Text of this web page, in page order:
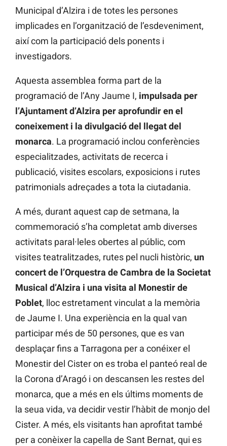
Municipal d’Alzira i de totes les persones
implicades en l’organització de l’esdeveniment,
així com la participació dels ponents i
investigadors.
Aquesta assemblea forma part de la
programació de l’Any Jaume I, impulsada per
l’Ajuntament d’Alzira per aprofundir en el
coneixement i la divulgació del llegat del
monarca. La programació inclou conferències
especialitzades, activitats de recerca i
publicació, visites escolars, exposicions i rutes
patrimonials adreçades a tota la ciutadania.
A més, durant aquest cap de setmana, la
commemoració s’ha completat amb diverses
activitats paral·leles obertes al públic, com
visites teatralitzades, rutes pel nucli històric, un
concert de l’Orquestra de Cambra de la Societat
Musical d’Alzira i una visita al Monestir de
Poblet, lloc estretament vinculat a la memòria
de Jaume I. Una experiència en la qual van
participar més de 50 persones, que es van
desplaçar fins a Tarragona per a conéixer el
Monestir del Cister on es troba el panteó real de
la Corona d’Aragó i on descansen les restes del
monarca, que a més en els últims moments de
la seua vida, va decidir vestir l’hàbit de monjo del
Cister. A més, els visitants han aprofitat també
per a conèixer la capella de Sant Bernat, qui es